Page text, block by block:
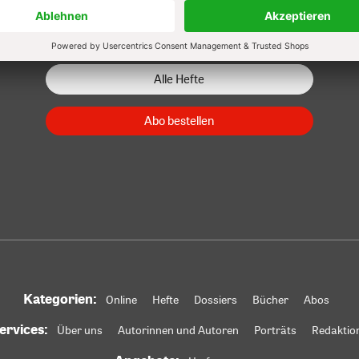
Alle Hefte
Abo bestellen
Kategorien: Online Hefte Dossiers Bücher Abos
Über uns Autorinnen und Autoren Porträts